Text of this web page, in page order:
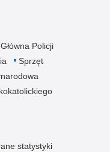
Policji
Sprzęt
statystyki